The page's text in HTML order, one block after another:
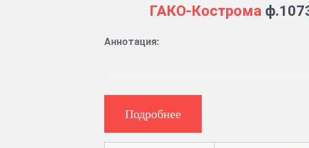
ГАКО-Кострома
Аннотация:
Указы Правительствующего сената,
Журналы и протоколы заседаний ратуши.
Подробнее